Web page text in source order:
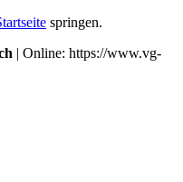
springen.
| Online: https://www.vg-